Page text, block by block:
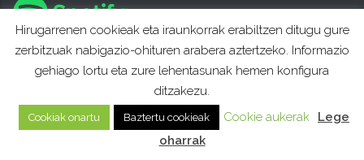
Hirugarrenen cookieak eta iraunkorrak erabiltzen ditugu gure
zerbitzuak nabigazio-ohituren arabera aztertzeko. Informazio
gehiago lortu eta zure lehentasunak hemen konfigura
ditzakezu.
Cookiak onartu Baztertu cookieak Cookie aukerak
Lege
oharrak